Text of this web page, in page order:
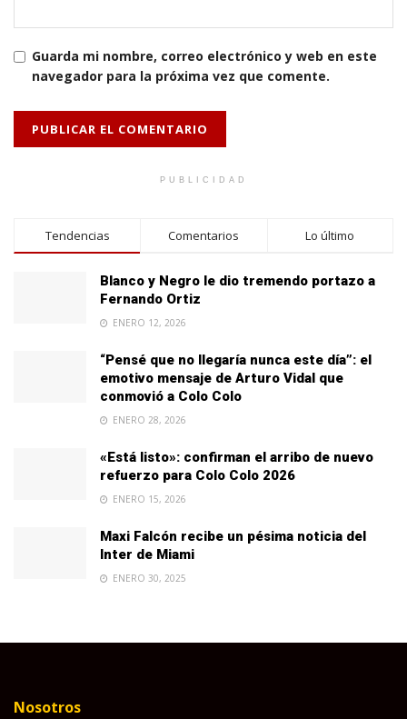
Guarda mi nombre, correo electrónico y web en este
navegador para la próxima vez que comente.
PUBLICIDAD
Tendencias Comentarios Lo último
Blanco y Negro le dio tremendo portazo a
Fernando Ortiz
ENERO 12, 2026
“Pensé que no llegaría nunca este día”: el
emotivo mensaje de Arturo Vidal que
conmovió a Colo Colo
ENERO 28, 2026
«Está listo»: confirman el arribo de nuevo
refuerzo para Colo Colo 2026
ENERO 15, 2026
Maxi Falcón recibe un pésima noticia del
Inter de Miami
ENERO 30, 2025
Nosotros